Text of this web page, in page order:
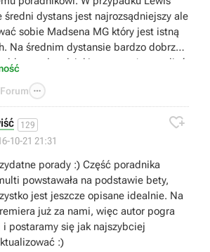
średni dystans jest najrozsądniejszy ale
sobie Madsena MG który jest istną
Na średnim dystansie bardzo dobrze
dzięki temu można podjąć
dystansie. Da radę bez problemu
oknach szturmowców i medyków.
im troszkę wystaje to celność Madsena i
Forum 
129
10-21 21:31

porady :) Część poradnika
powstawała na podstawie bety,
jest jeszcze opisane idealnie. Na
już za nami, więc autor pogra
postaramy się jak najszybciej
:)